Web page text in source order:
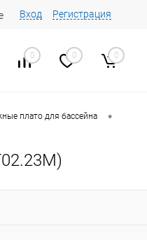
Вход Регистрация
0 0 0
плато для бассейна •